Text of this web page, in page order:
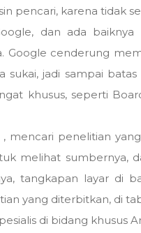
pencari, karena tidak
dan ada
Google cenderung
sukai, jadi sampai
khusus, seperti
mencari penelitian
melihat sumbernya,
tangkapan layar di
yang diterbitkan, di
di bidang khusus